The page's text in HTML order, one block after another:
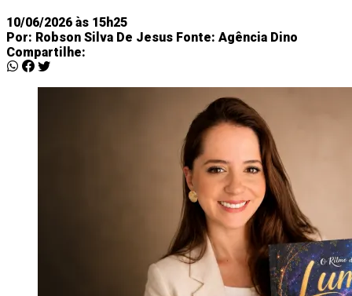
10/06/2026 às 15h25
Por: Robson Silva De Jesus Fonte: Agência Dino
Compartilhe: